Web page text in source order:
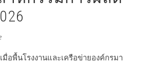
มื่อพื้นโรงงานและเครือข่ายองค์กรมา